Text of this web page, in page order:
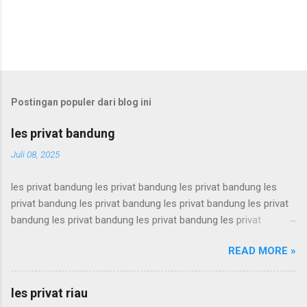
Postingan populer dari blog ini
les privat bandung
Juli 08, 2025
les privat bandung les privat bandung les privat bandung les
privat bandung les privat bandung les privat bandung les privat
bandung les privat bandung les privat bandung les privat
bandung les privat bandung les privat bandung les privat
bandung les privat bandung les privat bandung les privat
bandung les privat bandung les privat bandung les privat
bandung les privat bandung les privat bandung les privat
READ MORE »
les privat riau